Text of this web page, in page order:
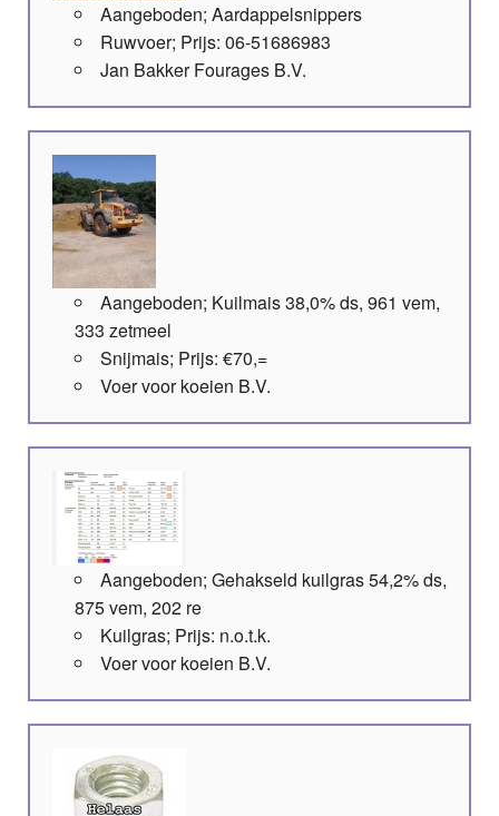
Aangeboden; Aardappelsnippers
Ruwvoer; Prijs: 06-51686983
Jan Bakker Fourages B.V.
Aangeboden; Kuilmais 38,0% ds, 961 vem,
333 zetmeel
Snijmais; Prijs: €70,=
Voer voor koeien B.V.
Aangeboden; Gehakseld kuilgras 54,2% ds,
875 vem, 202 re
Kuilgras; Prijs: n.o.t.k.
Voer voor koeien B.V.